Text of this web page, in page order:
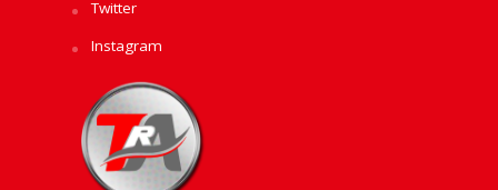
Twitter
Instagram